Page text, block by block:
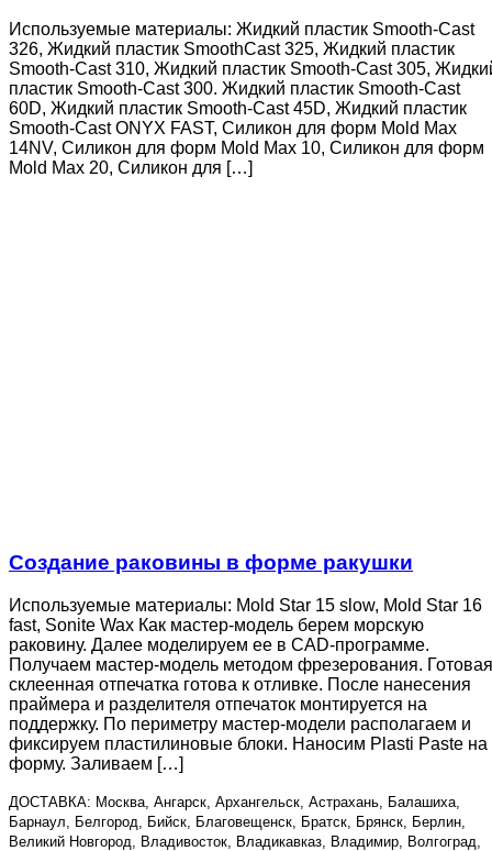
Используемые материалы: Жидкий пластик Smooth-Cast
326, Жидкий пластик SmoothCast 325, Жидкий пластик
Smooth-Cast 310, Жидкий пластик Smooth-Cast 305,
пластик Smooth-Cast 300. Жидкий пластик Smooth-Cast
60D, Жидкий пластик Smooth-Cast 45D, Жидкий пластик
Smooth-Cast ONYX FAST, Силикон для форм Mold Max
14NV, Силикон для форм Mold Max 10, Силикон для форм
Mold Max 20, Силикон для […]
Создание раковины в форме ракушки
Используемые материалы: Mold Star 15 slow, Mold Star 16
fast, Sonite Wax Как мастер-модель берем морскую
раковину. Далее моделируем ее в CAD-программе.
Получаем мастер-модель методом фрезерования.
склеенная отпечатка готова к отливке. После нанесения
праймера и разделителя отпечаток монтируется на
поддержку. По периметру мастер-модели располагаем и
фиксируем пластилиновые блоки. Наносим Plasti Paste на
форму. Заливаем […]
ДОСТАВКА: Москва, Ангарск, Архангельск, Астрахань, Балашиха,
Барнаул, Белгород, Бийск, Благовещенск, Братск, Брянск, Берлин,
Великий Новгород, Владивосток, Владикавказ, Владимир, Волгоград,